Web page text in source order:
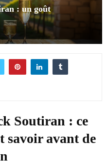
: un goût
Soutiran : ce
savoir avant de